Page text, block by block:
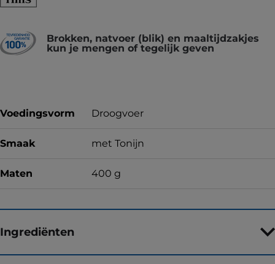
Brokken, natvoer (blik) en maaltijdzakjes
kun je mengen of tegelijk geven
Voedingsvorm Droogvoer
Smaak met Tonijn
Maten 400 g
Ingrediënten